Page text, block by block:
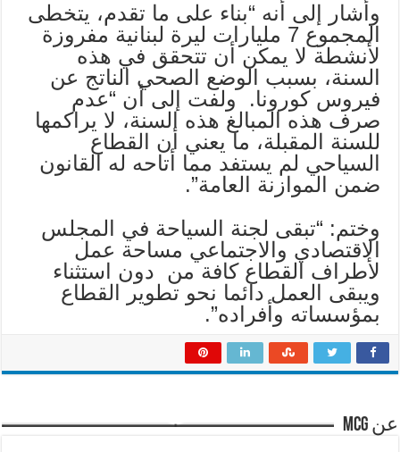
وأشار إلى أنه “بناء على ما تقدم، يتخطى
المجموع 7 مليارات ليرة لبنانية مفروزة
لأنشطة لا يمكن أن تتحقق في هذه
السنة، بسبب الوضع الصحي الناتج عن
فيروس كورونا. ولفت إلى أن “عدم
صرف هذه المبالغ هذه السنة، لا يراكمها
للسنة المقبلة، ما يعني أن القطاع
السياحي لم يستفد مما أتاحه له القانون
ضمن الموازنة العامة”.
وختم: “تبقى لجنة السياحة في المجلس
الاقتصادي والاجتماعي مساحة عمل
لأطراف القطاع كافة من دون استثناء
ويبقى العمل دائما نحو تطوير القطاع
بمؤسساته وأفراده”.
عن mcg